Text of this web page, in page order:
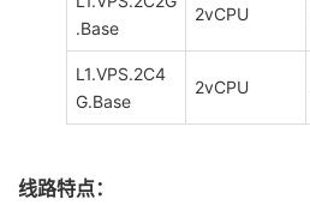
.Base
2vCPU
L1.VPS.2C4
G.Base
2vCPU
线路特点：